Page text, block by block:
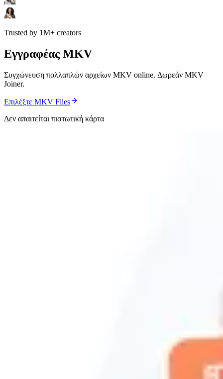
Trusted by 1M+ creators
Εγγραφέας MKV
Συγχώνευση πολλαπλών αρχείων MKV online. Δωρεάν MKV
Joiner.
Επιλέξτε MKV Files
Δεν απαιτείται πιστωτική κάρτα